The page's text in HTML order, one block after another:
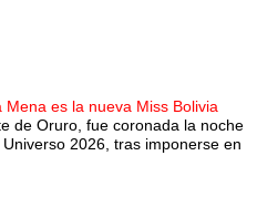
Mena es la nueva Miss Bolivia
de Oruro, fue coronada la noche
2026, tras imponerse en